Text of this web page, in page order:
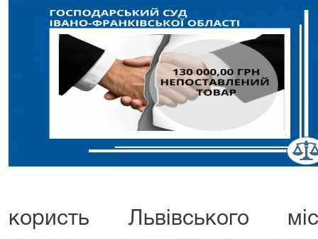
користь Львівського